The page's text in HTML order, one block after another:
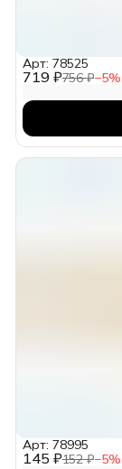
719 ₽756 ₽−5%
Арт: 78525
145 ₽152 ₽−5%
Арт: 78995